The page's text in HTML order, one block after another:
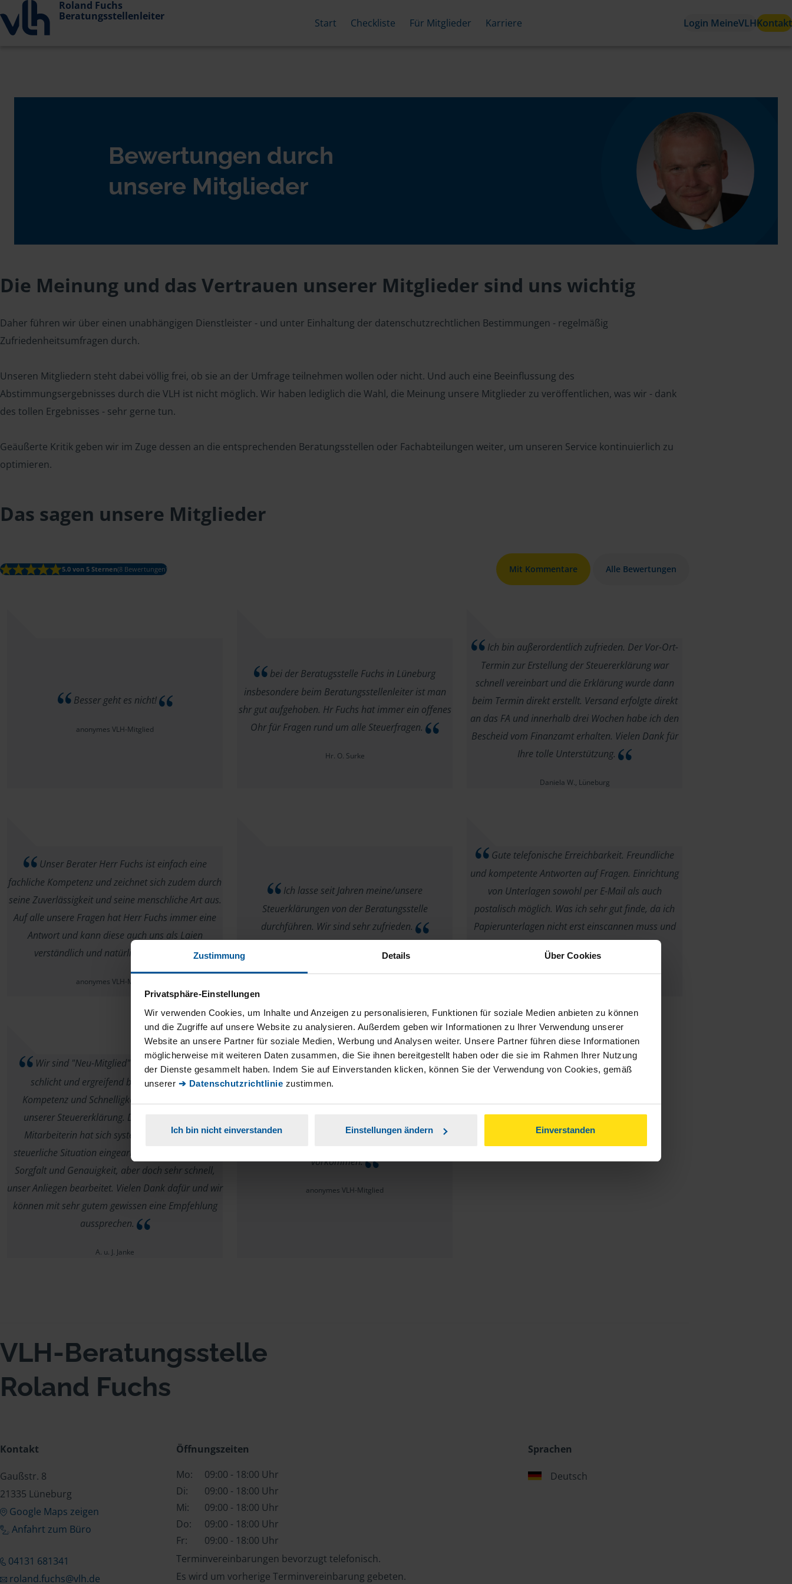
Zustimmung Details Über Cookies
Privatsphäre-Einstellungen
Wir verwenden Cookies, um Inhalte und Anzeigen zu personalisieren, Funktionen für soziale Medien anbieten zu können
und die Zugriffe auf unsere Website zu analysieren. Außerdem geben wir Informationen zu Ihrer Verwendung unserer
Website an unsere Partner für soziale Medien, Werbung und Analysen weiter. Unsere Partner führen diese Informationen
möglicherweise mit weiteren Daten zusammen, die Sie ihnen bereitgestellt haben oder die sie im Rahmen Ihrer Nutzung
der Dienste gesammelt haben. Indem Sie auf Einverstanden klicken, können Sie der Verwendung von Cookies, gemäß
unserer ➔ Datenschutzrichtlinie zustimmen.
Ich bin nicht einverstanden Einstellungen ändern Einverstanden
Roland Fuchs
Beratungsstellenleiter
Start Checkliste Für Mitglieder Karriere Login MeineVLHKontakt
Bewertungen durch
unsere Mitglieder
Die Meinung und das Vertrauen unserer Mitglieder sind uns wichtig
Daher führen wir über einen unabhängigen Dienstleister - und unter Einhaltung der datenschutzrechtlichen Bestimmungen - regelmäßig
Zufriedenheitsumfragen durch.
Unseren Mitgliedern steht dabei völlig frei, ob sie an der Umfrage teilnehmen wollen oder nicht. Und auch eine Beeinflussung des
Abstimmungsergebnisses durch die VLH ist nicht möglich. Wir haben lediglich die Wahl, die Meinung unsere Mitglieder zu veröffentlichen, was wir - dank
des tollen Ergebnisses - sehr gerne tun.
Geäußerte Kritik geben wir im Zuge dessen an die entsprechenden Beratungsstellen oder Fachabteilungen weiter, um unseren Service kontinuierlich zu
optimieren.
Das sagen unsere Mitglieder
5.0 von 5 Sternen(8 Bewertungen) Mit Kommentare Alle Bewertungen
Besser geht es nicht!
anonymes VLH-Mitglied
bei der Beratugsstelle Fuchs in Lüneburg
insbesondere beim Beratungsstellenleiter ist man
shr gut aufgehoben. Hr Fuchs hat immer ein offenes
Ohr für Fragen rund um alle Steuerfragen.
Hr. O. Surke
Ich bin außerordentlich zufrieden. Der Vor-Ort-
Termin zur Erstellung der Steuererklärung war
schnell vereinbart und die Erklärung wurde dann
beim Termin direkt erstellt. Versand erfolgte direkt
an das FA und innerhalb drei Wochen habe ich den
Bescheid vom Finanzamt erhalten. Vielen Dank für
Ihre tolle Unterstützung.
Daniela W., Lüneburg
Unser Berater Herr Fuchs ist einfach eine
fachliche Kompetenz und zeichnet sich zudem durch
seine Zuverlässigkeit und seine menschliche Art aus.
Auf alle unsere Fragen hat Herr Fuchs immer eine
Antwort und kann diese auch uns als Laien
verständlich und natürlich erklären.
anonymes VLH-Mitglied
Ich lasse seit Jahren meine/unsere
Steuerklärungen von der Beratungsstelle
durchführen. Wir sind sehr zufrieden.
Gute telefonische Erreichbarkeit. Freundliche
und kompetente Antworten auf Fragen. Einrichtung
von Unterlagen sowohl per E-Mail als auch
postalisch möglich. Was ich sehr gut finde, da ich
Papierunterlagen nicht erst einscannen muss und
Unterlagen, die ich per PDF bekomme so
weiterleiten kann.
Wir sind "Neu-Mitglied" geworden und sind
schlicht und ergreifend begeistert von der
Kompetenz und Schnelligkeit der Bearbeitung
unserer Steuererklärung. Die uns betreuende
Mitarbeiterin hat sich systematisch in unsere
steuerliche Situation eingearbeitet und mit großer
Sorgfalt und Genauigkeit, aber doch sehr schnell,
unser Anliegen bearbeitet. Vielen Dank dafür und wir
können mit sehr gutem gewissen eine Empfehlung
aussprechen.
A. u. J. Janke
Bitte auch auf die Steuerklasse aufmerksam
vorkommen.
anonymes VLH-Mitglied
VLH-Beratungsstelle
Roland Fuchs
Kontakt
Gaußstr. 8
21335 Lüneburg
Google Maps zeigen
Anfahrt zum Büro
04131 681341
roland.fuchs@vlh.de
Öffnungszeiten
Mo:
09:00 - 18:00 Uhr
Di:
09:00 - 18:00 Uhr
Mi:
09:00 - 18:00 Uhr
Do:
09:00 - 18:00 Uhr
Fr:
09:00 - 18:00 Uhr
Terminvereinbarungen bevorzugt telefonisch.
Es wird um vorherige Terminvereinbarung gebeten.
Sprachen
Deutsch